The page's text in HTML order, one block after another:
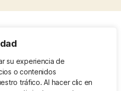
su experiencia de
o contenidos
tráfico. Al hacer clic en